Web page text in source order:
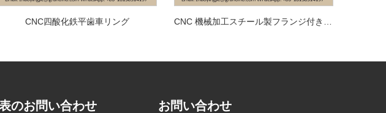
CNC四酸化鉄平歯車リング
のお問い合わせ お問い合わせ